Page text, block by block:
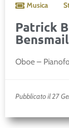
Musica
Patrick
Bensmail
Oboe –
Pubblicato il 27